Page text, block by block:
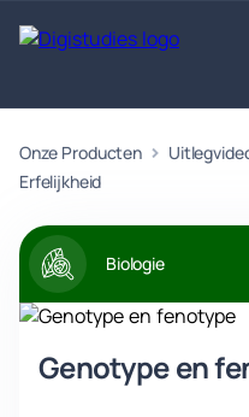
Exacte
vakken
Geen
vakken.
Taalvakken
vakken.
Onze Producten
Erfelijkheid
Biologie
Genotype en